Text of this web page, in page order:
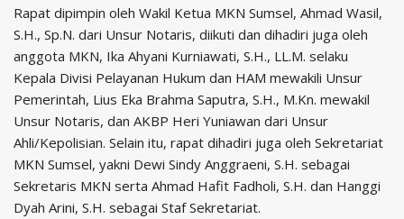
Rapat dipimpin oleh Wakil Ketua MKN Sumsel, Ahmad Wasil,
S.H., Sp.N. dari Unsur Notaris, diikuti dan dihadiri juga oleh
anggota MKN, Ika Ahyani Kurniawati, S.H., LL.M. selaku
Kepala Divisi Pelayanan Hukum dan HAM mewakili Unsur
Pemerintah, Lius Eka Brahma Saputra, S.H., M.Kn. mewakil
Unsur Notaris, dan AKBP Heri Yuniawan dari Unsur
Ahli/Kepolisian. Selain itu, rapat dihadiri juga oleh Sekretariat
MKN Sumsel, yakni Dewi Sindy Anggraeni, S.H. sebagai
Sekretaris MKN serta Ahmad Hafit Fadholi, S.H. dan Hanggi
Dyah Arini, S.H. sebagai Staf Sekretariat.